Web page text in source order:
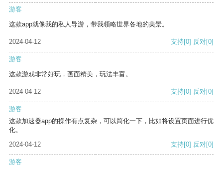
游客
这款app就像我的私人导游，带我领略世界各地的美景。
2024-04-12 支持[0] 反对[0]
游客
这款游戏非常好玩，画面精美，玩法丰富。
2024-04-12 支持[0] 反对[0]
游客
这款加速器app的操作有点复杂，可以简化一下，比如将设置页面进行优
化。
2024-04-12
支持[0] 反对[0]
游客